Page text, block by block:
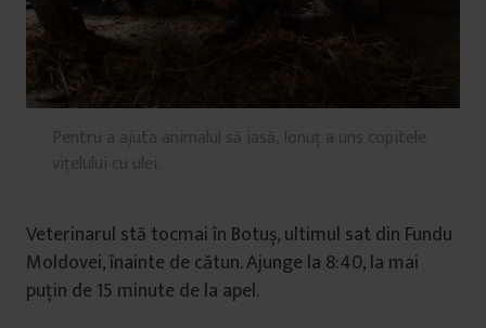
Pentru a ajuta animalul să iasă, Ionuț a uns copitele
vițelului cu ulei.
Veterinarul stă tocmai în Botuș, ultimul sat din Fundu
Moldovei, înainte de cătun. Ajunge la 8:40, la mai
puțin de 15 minute de la apel.